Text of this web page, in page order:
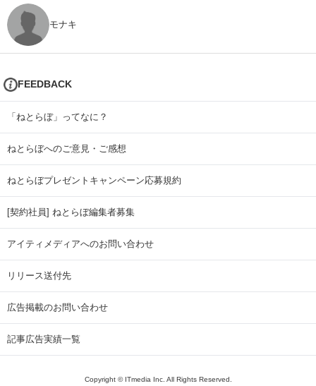
モナキ
FEEDBACK
「ねとらぼ」ってなに？
ねとらぼへのご意見・ご感想
ねとらぼプレゼントキャンペーン応募規約
[契約社員] ねとらぼ編集者募集
アイティメディアへのお問い合わせ
リリース送付先
広告掲載のお問い合わせ
記事広告実績一覧
Copyright © ITmedia Inc. All Rights Reserved.